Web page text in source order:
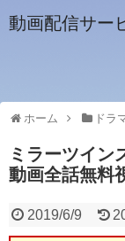
動画配信サー
ホーム ドラ
ミラーツイン
動画全話無料
2019/6/9